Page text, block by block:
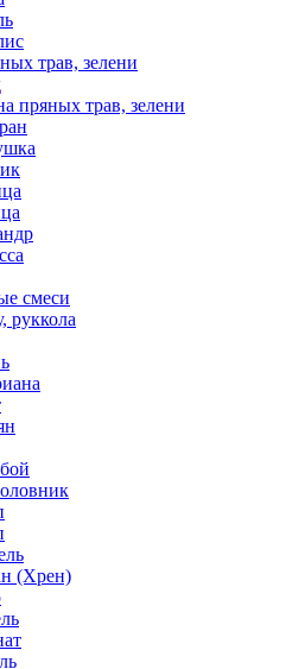
трав, зелени
пряных трав, зелени
смеси
руккола
(Хрен)